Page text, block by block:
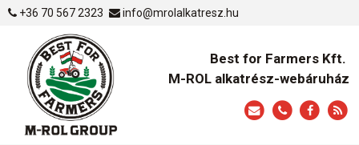
+36 70 567 2323 info@mrolalkatresz.hu
Best for Farmers Kft.
M-ROL alkatrész-webáruház